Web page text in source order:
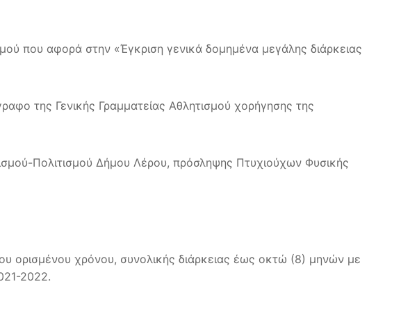
που αφορά στην «Έγκριση γενικά δομημένα μεγάλης διάρκειας
της Γενικής Γραμματείας Αθλητισμού χορήγησης της
Πολιτισμού Δήμου Λέρου, πρόσληψης Πτυχιούχων Φυσικής
ορισμένου χρόνου, συνολικής διάρκειας έως οκτώ (8) μηνών με
2022.